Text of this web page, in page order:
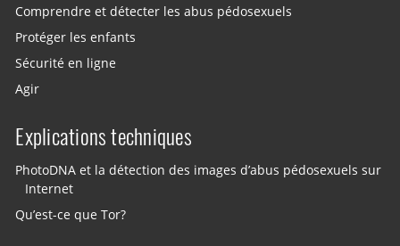
Comprendre et détecter les abus pédosexuels
Protéger les enfants
Sécurité en ligne
Agir
Explications techniques
PhotoDNA et la détection des images d’abus pédosexuels sur
Internet
Qu’est-ce que Tor?